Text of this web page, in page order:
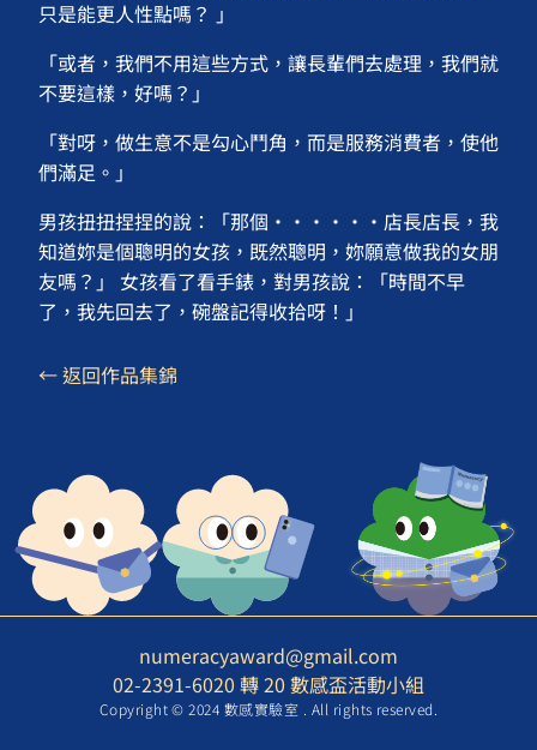
只是能更人性點嗎？ 」
「或者，我們不用這些方式，讓長輩們去處理，我們就
不要這樣，好嗎？」
「對呀，做生意不是勾心鬥角，而是服務消費者，使他
們滿足。」
男孩扭扭捏捏的說：「那個······店長店長，我
知道妳是個聰明的女孩，既然聰明，妳願意做我的女朋
友嗎？」 女孩看了看手錶，對男孩說：「時間不早
了，我先回去了，碗盤記得收拾呀！」
← 返回作品集錦
numeracyaward@gmail.com
02-2391-6020 轉 20 數感盃活動小組
Copyright © 2024 數感實驗室 . All rights reserved.